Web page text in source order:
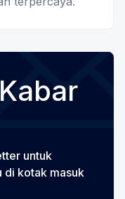
untuk
di kotak masuk